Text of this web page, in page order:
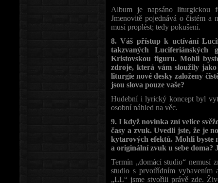
Album je napsáno liturgickou
Jmenovitě pojednává o čistém a
musí proplést; tedy pokušení.
8. Váš přístup k uctívání
takzvaných
Kristovskou figuru. Mohli
zdroje, která vám sloužily
liturgie nové desky založeny
jsou slova pouze vaše?
Hudební i lyrický koncept byl
osobní náhled na věc.
9. I když novinka zní velice
časy a zvuk. Uvedli jste, že je
kytarových efektů. Mohli byste
a originální zvuk u sebe doma?
Termín „domácí studio“ nemusí
studio s prvotřídním vybavením
„LL“ jsme stvořili právě zde.